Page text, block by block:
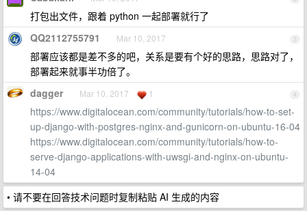
打包出文件，跟着 python 一起部署就行了
3
QQ2112755791 Mar 10, 2017
部署应该都是差不多的吧，关系是要有个好的思路，思路对了，
部署起来就事半功倍了。
4
dagger Mar 10, 2017 1
https://www.digitalocean.com/community/tutorials/how-to-set-
up-django-with-postgres-nginx-and-gunicorn-on-ubuntu-16-04
https://www.digitalocean.com/community/tutorials/how-to-
serve-django-applications-with-uwsgi-and-nginx-on-ubuntu-
14-04
• 请不要在回答技术问题时复制粘贴 AI 生成的内容